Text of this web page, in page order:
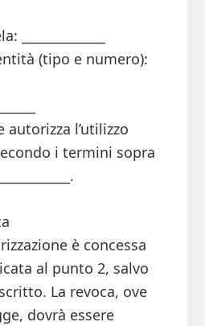
(tipo e numero):
l’utilizzo
i termini sopra
è concessa
al punto 2, salvo
La revoca, ove
dovrà essere